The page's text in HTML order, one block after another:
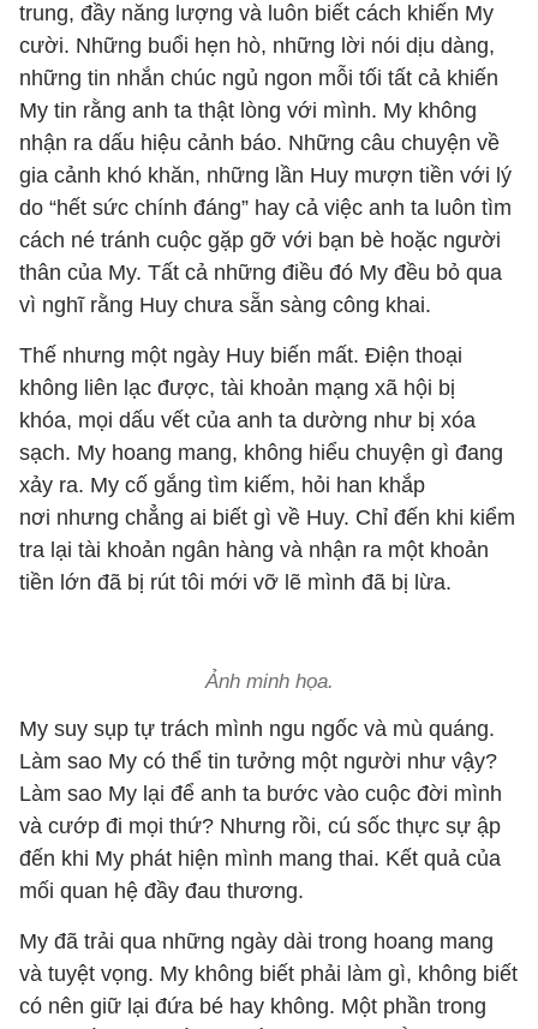
trung, đầy năng lượng và luôn biết cách khiến My
cười. Những buổi hẹn hò, những lời nói dịu dàng,
những tin nhắn chúc ngủ ngon mỗi tối tất cả khiến
My tin rằng anh ta thật lòng với mình. My không
nhận ra dấu hiệu cảnh báo. Những câu chuyện về
gia cảnh khó khăn, những lần Huy mượn tiền với lý
do “hết sức chính đáng” hay cả việc anh ta luôn tìm
cách né tránh cuộc gặp gỡ với bạn bè hoặc người
thân của My. Tất cả những điều đó My đều bỏ qua
vì nghĩ rằng Huy chưa sẵn sàng công khai.
Thế nhưng một ngày Huy biến mất. Điện thoại
không liên lạc được, tài khoản mạng xã hội bị
khóa, mọi dấu vết của anh ta dường như bị xóa
sạch. My hoang mang, không hiểu chuyện gì đang
xảy ra. My cố gắng tìm kiếm, hỏi han khắp
nơi nhưng chẳng ai biết gì về Huy. Chỉ đến khi kiểm
tra lại tài khoản ngân hàng và nhận ra một khoản
tiền lớn đã bị rút tôi mới vỡ lẽ mình đã bị lừa.
Ảnh minh họa.
My suy sụp tự trách mình ngu ngốc và mù quáng.
Làm sao My có thể tin tưởng một người như vậy?
Làm sao My lại để anh ta bước vào cuộc đời mình
và cướp đi mọi thứ? Nhưng rồi, cú sốc thực sự ập
đến khi My phát hiện mình mang thai. Kết quả của
mối quan hệ đầy đau thương.
My đã trải qua những ngày dài trong hoang mang
và tuyệt vọng. My không biết phải làm gì, không biết
có nên giữ lại đứa bé hay không. Một phần trong